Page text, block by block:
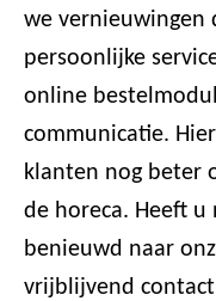
we vernieuwingen
persoonlijke
online
communicatie.
klanten nog beter
de horeca. Heeft u
benieuwd naar
vrijblijvend